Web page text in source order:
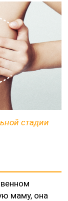
стадии
маму, она